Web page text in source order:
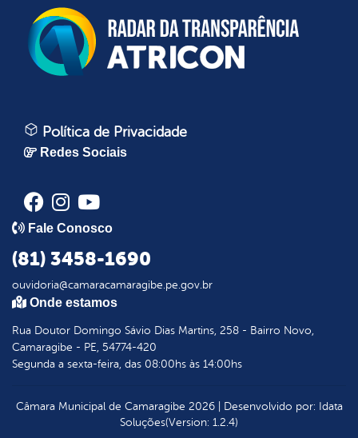
Política de Privacidade
Redes Sociais
Fale Conosco
(81) 3458-1690
ouvidoria@camaracamaragibe.pe.gov.br
Onde estamos
Rua Doutor Domingo Sávio Dias Martins, 258 - Bairro Novo,
Camaragibe - PE, 54774-420
Segunda a sexta-feira, das 08:00hs às 14:00hs
Câmara Municipal de Camaragibe 2026| Desenvolvido por: Idata
Soluções(Version: 1.2.4)